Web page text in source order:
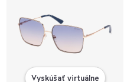
Vyskúšať virtuálne